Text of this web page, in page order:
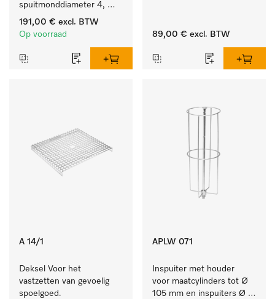
spuitmonddiameter 4,
lengte 185 mm, 10 stuks
191,00 € excl. BTW
Op voorraad
89,00 € excl. BTW
A 14/1
Deksel Voor het
vastzetten van gevoelig
spoelgoed.
APLW 071
Inspuiter met houder
voor maatcylinders tot Ø
105 mm en inspuiters Ø